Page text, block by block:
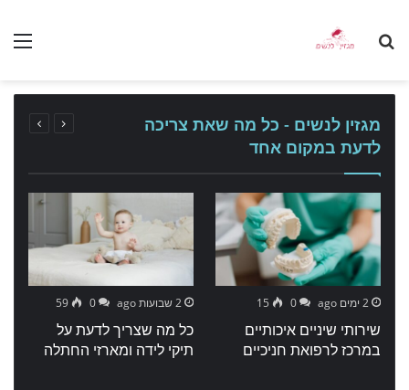
Search
מגזין לנשים - כל מה שאת צריכה
לדעת במקום אחד
2 ימים ago 0
15
שירותי שיניים איכותיים
במרכז לרפואת חניכיים
2 שבועות ago 0
59
כל מה שצריך לדעת על
תיקי לידה ומארזי החתלה